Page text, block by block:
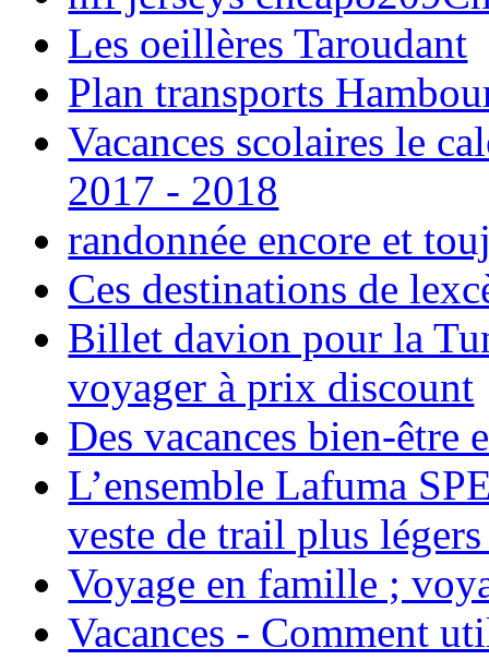
Les oeillères Taroudant
Plan transports
Vacances scolaires le
2017 - 2018
randonnée encore et
Ces destinations de
Billet davion pour la
voyager à prix discount
Des vacances bien-être
L’ensemble Lafuma
veste de trail plus
Voyage en famille ;
Vacances - Comment